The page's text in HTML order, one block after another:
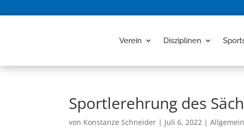
Verein Disziplinen
Sportlerehrung des
von Konstanze Schneider | Juli 6, 2022 |Allgemein